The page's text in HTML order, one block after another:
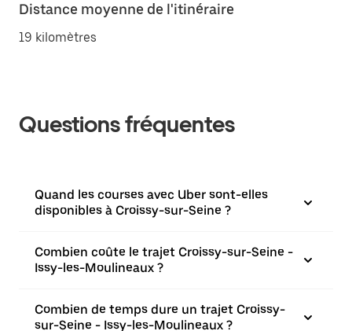
Distance moyenne de l'itinéraire
19 kilomètres
Questions fréquentes
Quand les courses avec Uber sont-elles
disponibles à Croissy-sur-Seine ?
Combien coûte le trajet Croissy-sur-Seine -
Issy-les-Moulineaux ?
Combien de temps dure un trajet Croissy-
sur-Seine - Issy-les-Moulineaux ?